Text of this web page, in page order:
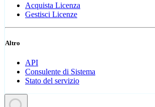
Acquista Licenza
Gestisci Licenze
Altro
API
Consulente di Sistema
Stato del servizio